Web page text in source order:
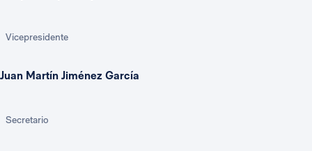
Vicepresidente
Juan Martín Jiménez García
Secretario